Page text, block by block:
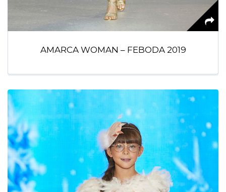
AMARCA WOMAN – FEBODA 2019